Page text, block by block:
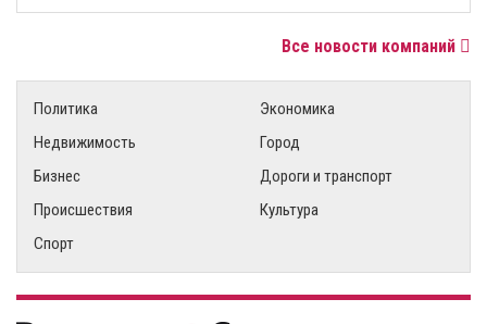
Все новости компаний
Политика
Экономика
Недвижимость
Город
Бизнес
Дороги и транспорт
Происшествия
Культура
Спорт